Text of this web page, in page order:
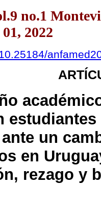
no.1
2022
estudiantes
un
en
rezago y